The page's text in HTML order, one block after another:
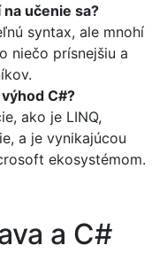
učenie sa?
syntax, ale mnohí
niečo prísnejšiu a
C#?
ako je LINQ,
a je vynikajúcou
ekosystémom.
a C#